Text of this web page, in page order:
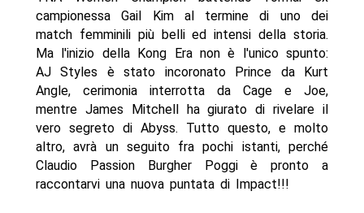
campionessa Gail Kim al termine di uno dei
match femminili più belli ed intensi della storia.
Ma l'inizio della Kong Era non è l'unico spunto:
AJ Styles è stato incoronato Prince da Kurt
Angle, cerimonia interrotta da Cage e Joe,
mentre James Mitchell ha giurato di rivelare il
vero segreto di Abyss. Tutto questo, e molto
altro, avrà un seguito fra pochi istanti, perché
Claudio Passion Burgher Poggi è pronto a
raccontarvi una nuova puntata di Impact!!!